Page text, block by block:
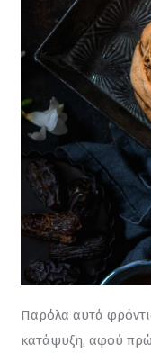
Παρόλα αυτά
κατάψυξη, αφού